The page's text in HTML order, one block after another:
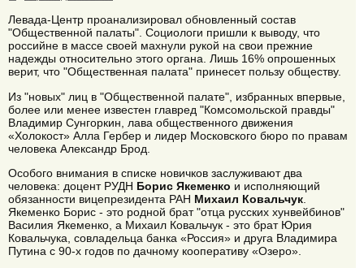
Левада-Центр проанализировал обновленный состав
"Общественной палаты". Социологи пришли к выводу, что
российне в массе своей махнули рукой на свои прежние
надежды относительно этого органа. Лишь 16% опрошенных
верит, что "Общественная палата" принесет пользу обществу.
Из "новых" лиц в "Общественной палате", избранных впервые,
более или менее известен главред "Комсомольской правды"
Владимир Сунгоркин, лава общественного движения
«Холокост» Алла Гербер и лидер Московского бюро по правам
человека Александр Брод.
Особого внимания в списке новичков заслуживают два
человека: доцент РУДН Борис Якеменко и исполняющий
обязанности вицепрезидента РАН Михаил Ковальчук
Якеменко Борис - это родной брат "отца русских хунвейбинов"
Василия Якеменко, а Михаил Ковальчук - это брат Юрия
Ковальчука, совладельца банка «Россия» и друга Владимира
Путина с 90-х годов по дачному кооперативу «Озеро».